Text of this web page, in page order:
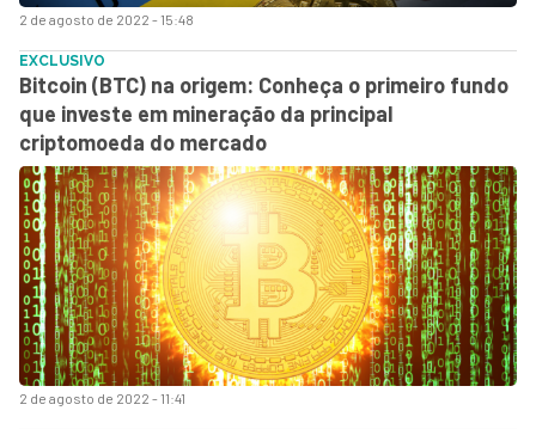
2 de agosto de 2022 - 15:48
2 de agosto de 2022 - 11:41
EXCLUSIVO
Bitcoin (BTC) na origem: Conheça o primeiro fundo
que investe em mineração da principal
criptomoeda do mercado